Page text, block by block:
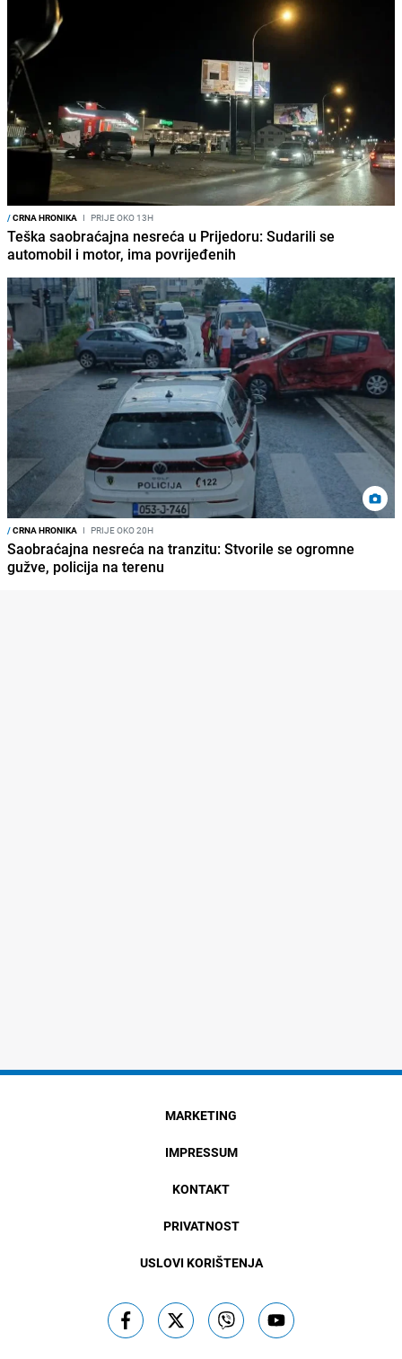
/CRNA HRONIKA I PRIJE OKO 13H
Teška saobraćajna nesreća u Prijedoru: Sudarili se
automobil i motor, ima povrijeđenih
/CRNA HRONIKA I PRIJE OKO 20H
Saobraćajna nesreća na tranzitu: Stvorile se ogromne
gužve, policija na terenu
MARKETING
IMPRESSUM
KONTAKT
PRIVATNOST
USLOVI KORIŠTENJA